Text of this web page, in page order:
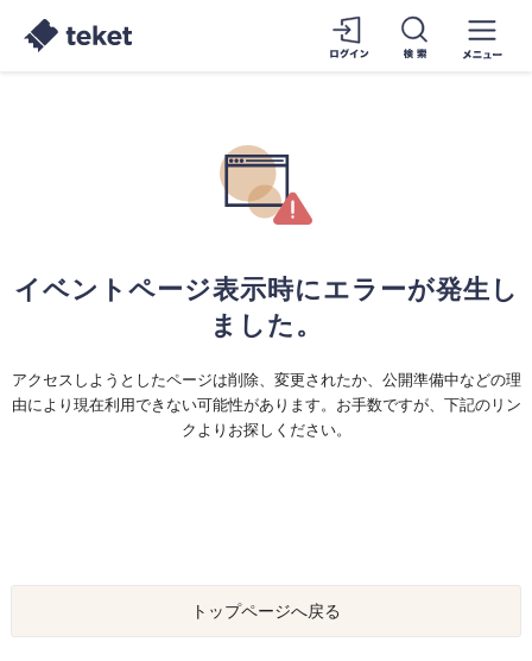
イベントページ表示時にエラーが発生し
ました。
アクセスしようとしたページは削除、変更されたか、公開準備中などの理
由により現在利用できない可能性があります。お手数ですが、下記のリン
クよりお探しください。
トップページへ戻る